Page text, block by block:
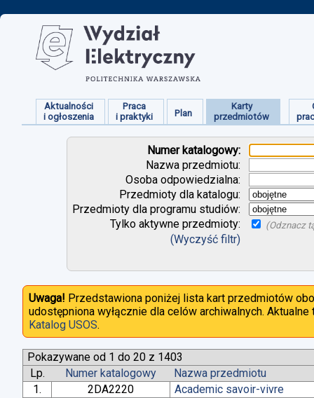
Aktualności
i ogłoszenia
Praca
i praktyki
Plan
Karty
przedmiotów
Numer katalogowy:
Nazwa przedmiotu:
Osoba odpowiedzialna:
Przedmioty dla katalogu:
Przedmioty dla programu studiów:
Tylko aktywne przedmioty:
(Odznacz
(Wyczyść filtr)
Uwaga! Przedstawiona poniżej lista kart przedmiotów
udostępniona wyłącznie dla celów archiwalnych.
Katalog USOS.
Pokazywane od 1 do 20 z 1403
Lp.
Numer katalogowy
Nazwa przedmiotu
1.
2DA2220
Academic savoir-vivre